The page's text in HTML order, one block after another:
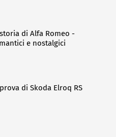
di Alfa Romeo -
e nostalgici
di Skoda Elroq RS